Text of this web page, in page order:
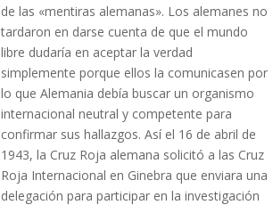
de las «mentiras alemanas». Los alemanes no
tardaron en darse cuenta de que el mundo
libre dudaría en aceptar la verdad
simplemente porque ellos la comunicasen por
lo que Alemania debía buscar un organismo
internacional neutral y competente para
confirmar sus hallazgos. Así el 16 de abril de
1943, la Cruz Roja alemana solicitó a las Cruz
Roja Internacional en Ginebra que enviara una
delegación para participar en la investigación